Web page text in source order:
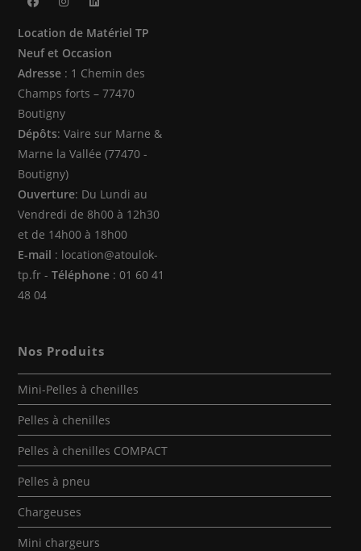
dans
un
nouvel
onglet
dans
un
nouvel
onglet
dans
un
nouvel
onglet
Location de Matériel TP
Neuf et Occasion
Adresse : 1 Chemin des
Champs forts – 77470
Boutigny
Dépôts: Vaire sur Marne &
Marne la Vallée (77470 -
Boutigny)
Ouverture: Du Lundi au
Vendredi de 8h00 à 12h30
et de 14h00 à 18h00
E-mail : location@atoulok-
tp.fr -Téléphone : 01 60 41
48 04
Nos Produits
Mini-Pelles à chenilles
Pelles à chenilles
Pelles à chenilles COMPACT
Pelles à pneu
Chargeuses
Mini chargeurs